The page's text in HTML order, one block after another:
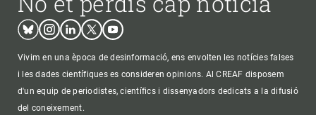
BlueskyInstagram
LinkedinTwitterYoutube
Vivim en una època de desinformació, ens envolten les notícies falses
i les dades científiques es consideren opinions. Al CREAF disposem
d'un equip de periodistes, científics i dissenyadors dedicats a la difusió
del coneixement.